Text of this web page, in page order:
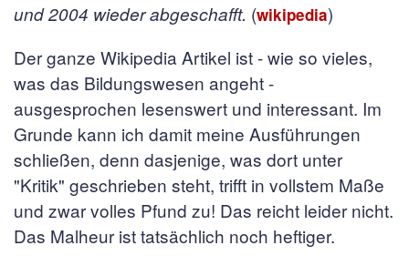
und 2004 wieder abgeschafft. (wikipedia)
Der ganze Wikipedia Artikel ist - wie so vieles,
was das Bildungswesen angeht -
ausgesprochen lesenswert und interessant. Im
Grunde kann ich damit meine Ausführungen
schließen, denn dasjenige, was dort unter
"Kritik" geschrieben steht, trifft in vollstem Maße
und zwar volles Pfund zu! Das reicht leider nicht.
Das Malheur ist tatsächlich noch heftiger.